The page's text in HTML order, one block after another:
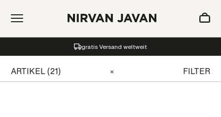
ZUM WARENKORB HINZUGEFÜGT
Oh! Ihr Warenkorb ist leer.
gratis Versand weltweit
ARTIKEL (21) × FILTER